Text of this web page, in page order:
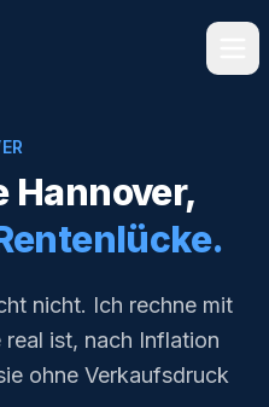
Hannover,
nicht. Ich rechne mit
ist, nach Inflation
ohne Verkaufsdruck